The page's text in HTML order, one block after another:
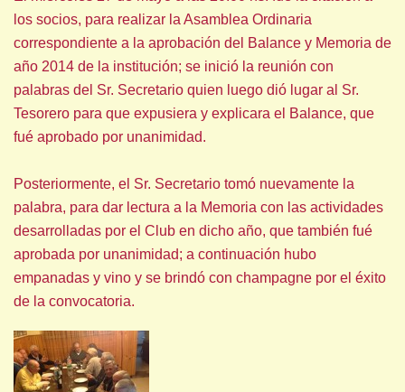
los socios, para realizar la Asamblea Ordinaria
correspondiente a la aprobación del Balance y Memoria de
año 2014 de la institución; se inició la reunión con
palabras del Sr. Secretario quien luego dió lugar al Sr.
Tesorero para que expusiera y explicara el Balance, que
fué aprobado por unanimidad.
Posteriormente, el Sr. Secretario tomó nuevamente la
palabra, para dar lectura a la Memoria con las actividades
desarrolladas por el Club en dicho año, que también fué
aprobada por unanimidad; a continuación hubo
empanadas y vino y se brindó con champagne por el éxito
de la convocatoria.